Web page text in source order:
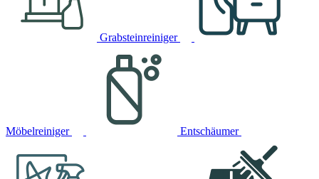
Grabsteinreiniger
Möbelreiniger Entschäumer